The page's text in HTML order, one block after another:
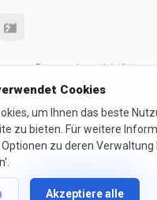
Cookies
um Ihnen das beste
zu bieten. Für weitere
zu deren Verwaltung
Akzeptiere alle
Datenschutzrichtlinie
Richtlinie
FXSSI LTD
Street, London, England, WC2H
eine unabhängige Finanzberatung
dass Sie die damit